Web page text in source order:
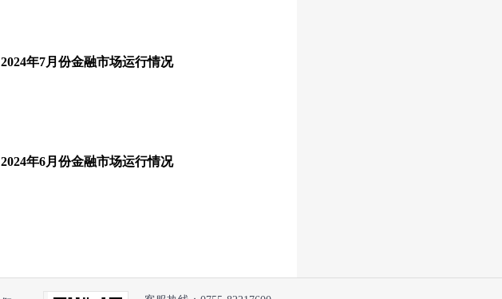
2024年7月份金融市场运行情况
2024年6月份金融市场运行情况